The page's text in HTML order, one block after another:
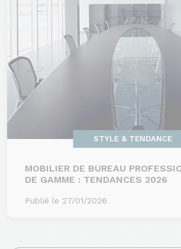
MOBILIER DE BUREAU
DE GAMME : TENDANCES 2026
STYLE & TENDANCE
Publié le 27/01/2026